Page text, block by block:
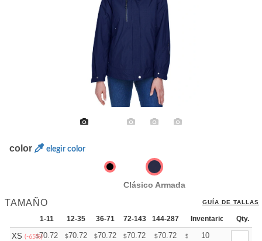
color elegir color
Clásico Armada
TAMAÑO GUÍA DE TALLAS
1-11 12-35 36-71 72-143 144-287 288 + Más
Inventario Qty.
XS (-65%)
$70.72 $70.72 $70.72 $70.72 $70.72 $ 70.72
10